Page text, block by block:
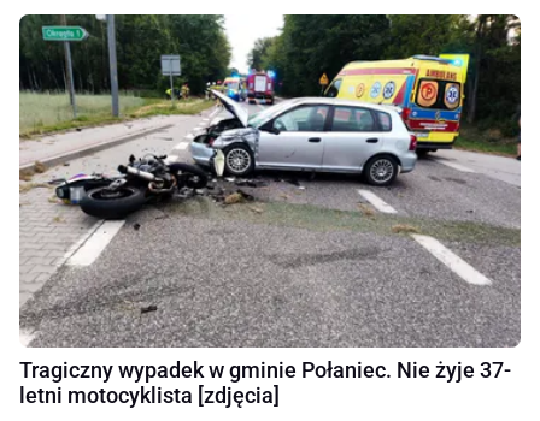
Tragiczny wypadek w gminie Połaniec. Nie żyje 37-
letni motocyklista [zdjęcia]